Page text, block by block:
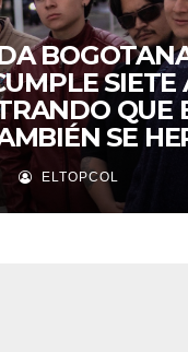
SIETE
QUE
SE
ELTOPCOL